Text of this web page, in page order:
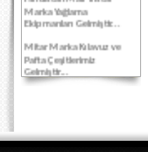
Marka Yağlama
Ekipmanları Gelmiştir...
Mitar Marka Kılavuz ve
Pafta Çeşitlerimiz
Gelmiştir...